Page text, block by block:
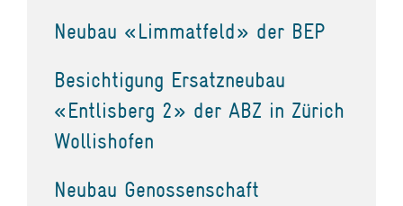
Neubau «Limmatfeld» der BEP
Besichtigung Ersatzneubau
«Entlisberg 2» der ABZ in Zürich
Wollishofen
Neubau Genossenschaft